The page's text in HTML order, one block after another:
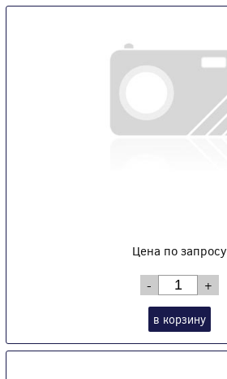
Цена по запросу
- +
в корзину